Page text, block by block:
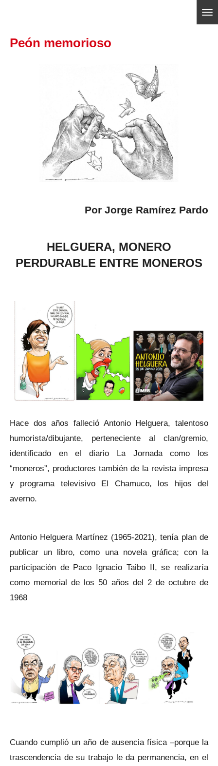
contenido
Peón memorioso
Por Jorge Ramírez Pardo
HELGUERA, MONERO
PERDURABLE ENTRE MONEROS
Hace dos años falleció Antonio Helguera, talentoso
humorista/dibujante, perteneciente al clan/gremio,
identificado en el diario La Jornada como los
“moneros”, productores también de la revista impresa
y programa televisivo El Chamuco, los hijos del
averno.
Antonio Helguera Martínez (1965-2021), tenía plan de
publicar un libro, como una novela gráfica; con la
participación de Paco Ignacio Taibo II, se realizaría
como memorial de los 50 años del 2 de octubre de
1968
Cuando cumplió un año de ausencia física –porque la
trascendencia de su trabajo le da permanencia, en el